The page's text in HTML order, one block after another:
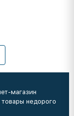
магазин
недорого